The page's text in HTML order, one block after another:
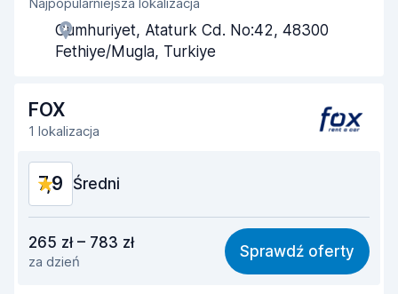
Pomocność przedstawiciela
Szybkość odbioru
Czystość samochodu 8,1
Stan samochodu
Cumhuriyet, Ataturk Cd. No:42, 48300
Fethiye/Mugla, Turkiye
FOX
1 lokalizacja
7,9 Średni
7,7
Łatwość znalezienia 8,2
265 zł – 783 zł
za dzień
Sprawdź oferty